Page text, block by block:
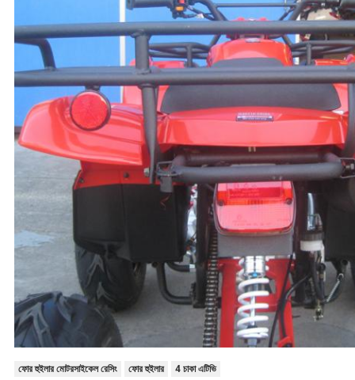
ফোর হুইলার মোটরসাইকেল রেসিং ফোর হুইলার 4 চাকা এটিভি